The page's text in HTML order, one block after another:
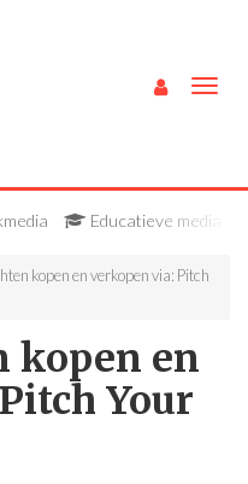
Educatieve media
kopen en verkopen via: Pitch
kopen en
Your